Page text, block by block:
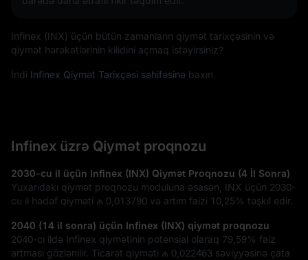
Infinex (INX) üçün bütün zamanların qiymət tarixçəsinin və
qiymət hərəkətlərinin kilidini açmaq istəyirsiniz?
İndi Infinex Qiymət Tarixçəsi səhifəsinə baxın.
Infinex üzrə Qiymət proqnozu
2030-cu il üçün Infinex (INX) Qiymət Proqnozu (4 İl Sonra)
Yuxarıdakı qiymət proqnozu moduluna əsasən, INX üçün 2030-
cu il hədəf qiyməti ₼ 0,013790 və artım faizi 10,25% təşkil edir.
2040 (14 il sonra) üçün Infinex (INX) qiymət proqnozu
2040-cı ildə Infinex qiymətinin potensial olaraq 79,59% faiz
artması gözlənilir. Ticarət qiyməti ₼ 0,022463 səviyyəsinə çata